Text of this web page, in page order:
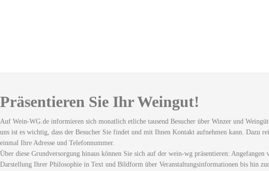
Präsentieren Sie Ihr Weingut!
Auf Wein-WG.de informieren sich monatlich etliche tausend Besucher über Winzer und
uns ist es wichtig, dass der Besucher Sie findet und mit Ihnen Kontakt aufnehmen kann. Dazu
einmal Ihre Adresse und Telefonnummer.
Über diese Grundversorgung hinaus können Sie sich auf der wein-wg präsentieren: Angefangen
Darstellung Ihrer Philosophie in Text und Bildform über Veranstaltungsinformationen bis hin zur